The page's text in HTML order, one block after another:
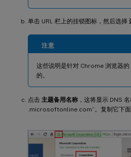
单击 URL 栏上的挂锁图标，然后选择
注意
这些说明是针对 Chrome 浏览器
的。
点击 主题备用名称 ，这将显示 DNS
.microsoftonline.com”。复制它下面